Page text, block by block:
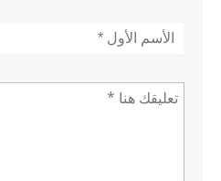
الأسم*
تعليق *